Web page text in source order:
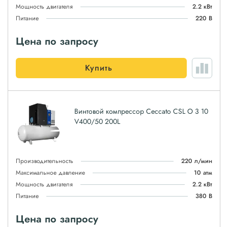
Мощность двигателя
2.2 кВт
Питание
220 В
Цена по запросу
Купить
Винтовой компрессор Ceccato CSL O 3 10
V400/50 200L
Производительность
220 л/мин
Максимальное давление
10 атм
Мощность двигателя
2.2 кВт
Питание
380 В
Цена по запросу